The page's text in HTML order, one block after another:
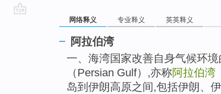
网络释义 专业释义 英英释义
阿拉伯湾
一、海湾国家改善自身气候环
（Persian Gulf）,亦称阿拉伯湾
岛到伊朗高原之间,包括伊朗、